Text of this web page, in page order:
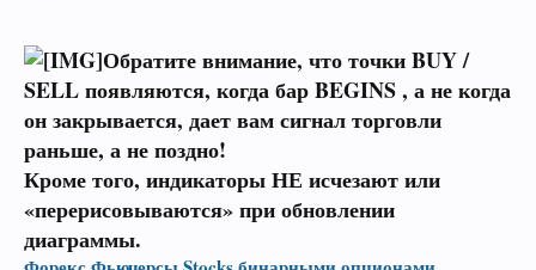
Обратите внимание, что точки BUY /
SELL появляются, когда бар BEGINS , а не когда
он закрывается, дает вам сигнал торговли
раньше, а не поздно!
Кроме того, индикаторы НЕ исчезают или
«перерисовываются» при обновлении
диаграммы.